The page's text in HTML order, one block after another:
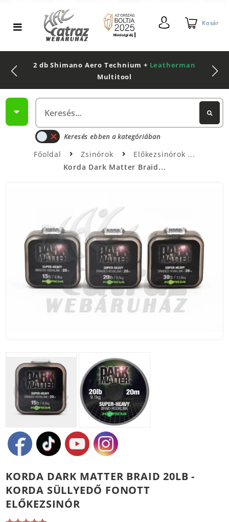
Kosár
2 db Shimano Aero Technium + Leatherman
Multitool
Keresés ebben a kategóriában
Főoldal Zsinórok
Előkezsinórok
Korda Dark Matter Braid...
KORDA DARK MATTER BRAID 20LB -
KORDA SÜLLYEDŐ FONOTT
ELŐKEZSINÓR